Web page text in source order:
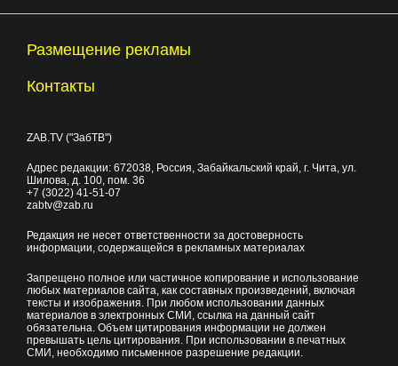
Размещение рекламы
Контакты
ZAB.TV ("ЗабТВ")
Адрес редакции: 672038, Россия, Забайкальский край, г. Чита, ул.
Шилова, д. 100, пом. 36
+7 (3022) 41-51-07
zabtv@zab.ru
Редакция не несет ответственности за достоверность
информации, содержащейся в рекламных материалах
Запрещено полное или частичное копирование и использование
любых материалов сайта, как составных произведений, включая
тексты и изображения. При любом использовании данных
материалов в электронных СМИ, ссылка на данный сайт
обязательна. Объем цитирования информации не должен
превышать цель цитирования. При использовании в печатных
СМИ, необходимо письменное разрешение редакции.